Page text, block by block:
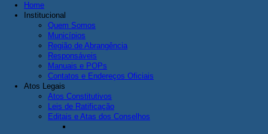
Home
Institucional
Quem Somos
Municípios
Região de Abrangência
Responsáveis
Manuais e POPs
Contatos e Endereços Oficiais
Atos Legais
Atos Constitutivos
Leis de Ratificação
Editais e Atas dos Conselhos